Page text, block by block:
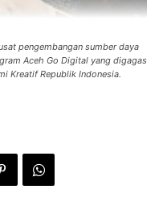
pengembangan sumber daya
Aceh Go Digital yang digagas
Kreatif Republik Indonesia.